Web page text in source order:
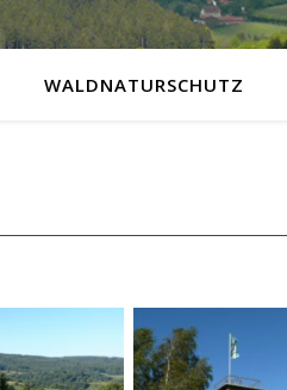
WALDNATURSCHUTZ